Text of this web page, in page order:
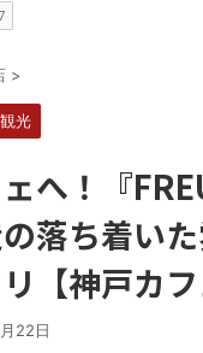
>
光
へ！『
落ち着い
【神戸カフ
22日